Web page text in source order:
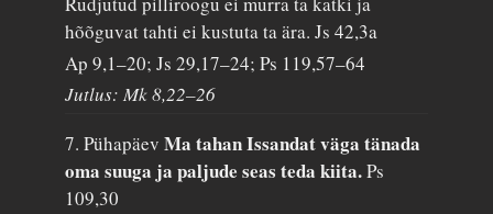
hõõguvat tahti ei kustuta ta ära.Js 42,3a
Ap 9,1–20; Js 29,17–24; Ps 119,57–64
Jutlus: Mk 8,22–26
7. PühapäevMa tahan Issandat väga tänada
oma suuga ja paljude seas teda kiita.Ps
109,30